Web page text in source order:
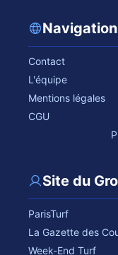
Navigation
Contact
L'équipe
Mentions légales
CGU
Site du
ParisTurf
La Gazette des
Week-End Turf